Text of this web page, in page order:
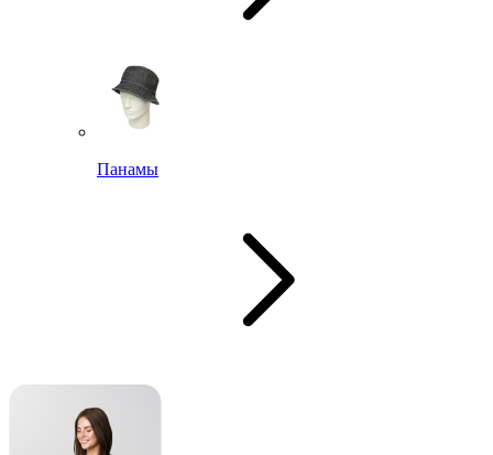
Панамы